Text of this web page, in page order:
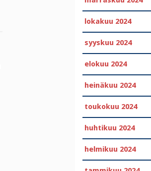
lokakuu 2024
syyskuu 2024
elokuu 2024
heinäkuu 2024
toukokuu 2024
huhtikuu 2024
helmikuu 2024